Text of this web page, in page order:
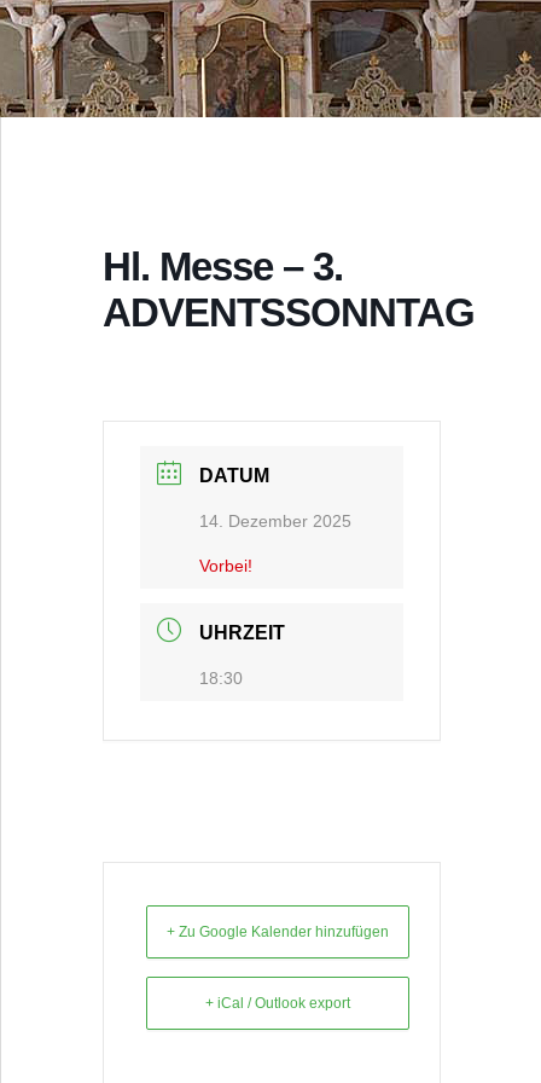
Hl. Messe – 3.
ADVENTSSONNTAG
DATUM
14. Dezember 2025
Vorbei!
UHRZEIT
18:30
+ Zu Google Kalender hinzufügen
+ iCal / Outlook export